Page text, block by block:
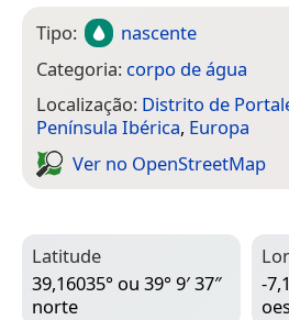
Tipo:
nascente
Categoria: corpo de água
Localização: Distrito de
Península Ibérica, Europa
Ver no Open­Street­Map
Latitude
39,16035° ou 39° 9′ 37″
norte
-